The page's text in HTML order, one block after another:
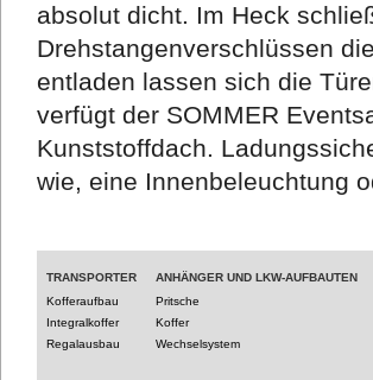
absolut dicht. Im Heck
Drehstangenverschlüssen
entladen lassen sich die
verfügt der SOMMER
Kunststoffdach.
wie, eine Innenbeleuchtung
TRANSPORTER
Kofferaufbau
Integralkoffer
Regalausbau
ANHÄNGER UND LKW-AUFBAUTEN
Pritsche
Koffer
Wechselsystem